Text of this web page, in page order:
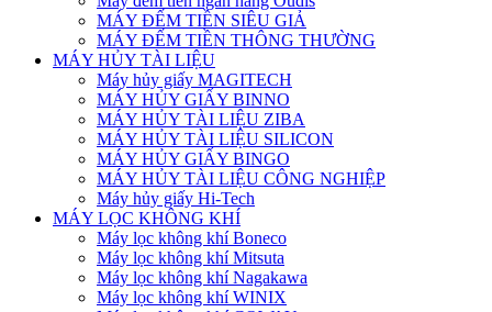
MÁY ĐẾM TIỀN SIÊU GIẢ
MÁY ĐẾM TIỀN THÔNG THƯỜNG
MÁY HỦY TÀI LIỆU
Máy hủy giấy MAGITECH
MÁY HỦY GIẤY BINNO
MÁY HỦY TÀI LIỆU ZIBA
MÁY HỦY TÀI LIỆU SILICON
MÁY HỦY GIẤY BINGO
MÁY HỦY TÀI LIỆU CÔNG NGHIỆP
Máy hủy giấy Hi-Tech
MÁY LỌC KHÔNG KHÍ
Máy lọc không khí Boneco
Máy lọc không khí Mitsuta
Máy lọc không khí Nagakawa
Máy lọc không khí WINIX